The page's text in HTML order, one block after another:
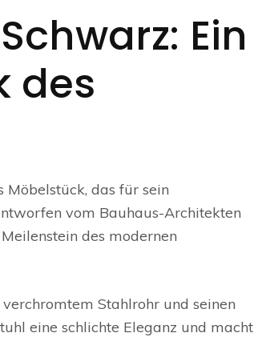
Ein
des
Möbelstück, das für sein
vom Bauhaus-Architekten
des modernen
Stahlrohr und seinen
eine schlichte Eleganz und macht